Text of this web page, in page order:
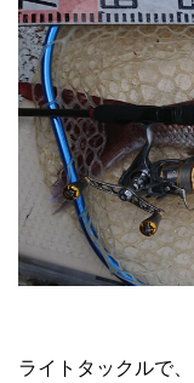
ライトタックルで